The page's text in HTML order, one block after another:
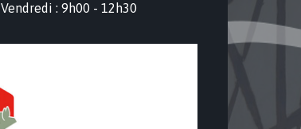
Vendredi : 9h00 - 12h30